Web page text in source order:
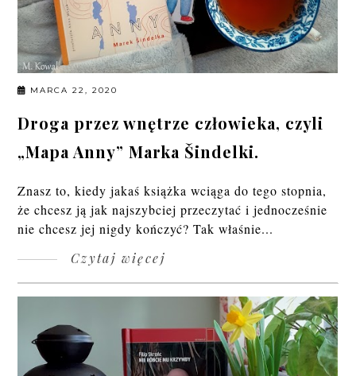
MARCA 22, 2020
Droga przez wnętrze człowieka, czyli
„Mapa Anny” Marka Šindelki.
Znasz to, kiedy jakaś książka wciąga do tego stopnia,
że chcesz ją jak najszybciej przeczytać i jednocześnie
nie chcesz jej nigdy kończyć? Tak właśnie...
Czytaj więcej